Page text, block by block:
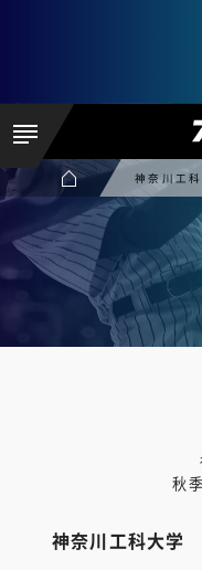
神奈川工
秋
神奈川工科大学